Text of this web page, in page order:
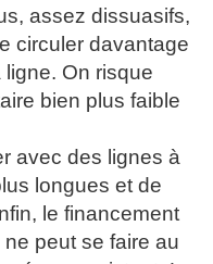
assez dissuasifs,
circuler davantage
On risque
bien plus faible
avec des lignes à
longues et de
le financement
peut se faire au